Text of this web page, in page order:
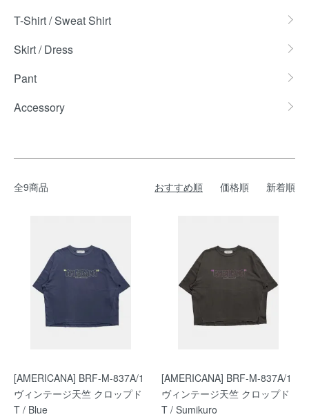
T-Shirt / Sweat Shirt
Skirt / Dress
Pant
Accessory
全9商品 おすすめ順 価格順 新着順
[AMERICANA] BRF-M-837A/1
ヴィンテージ天竺 クロップド
T / Blue
[AMERICANA] BRF-M-837A/1
ヴィンテージ天竺 クロップド
T / Sumikuro